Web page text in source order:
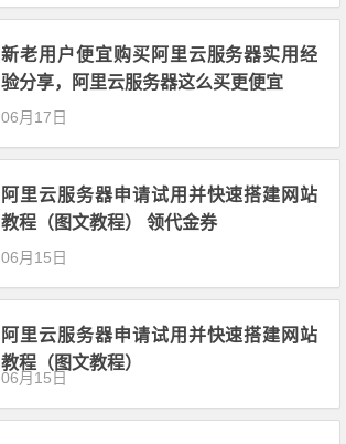
新老用户便宜购买阿里云服务器实用经
验分享，阿里云服务器这么买更便宜
06月17日
阿里云服务器申请试用并快速搭建网站
教程（图文教程） 领代金券
06月15日
阿里云服务器申请试用并快速搭建网站
教程（图文教程）
06月15日